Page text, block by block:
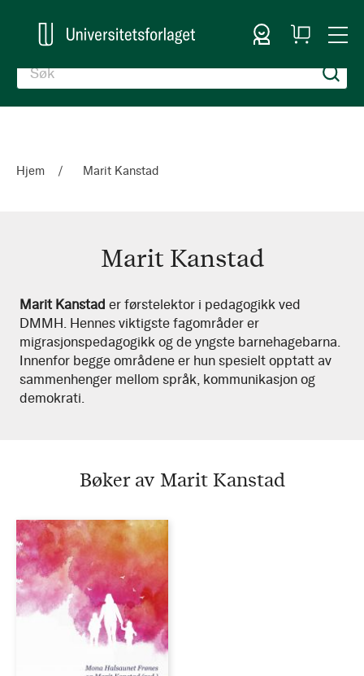
Logg inn
Handlekurv
Hjem Marit Kanstad
Marit Kanstad
Marit
Kanstad
Marit Kanstad er førstelektor i pedagogikk ved
DMMH. Hennes viktigste fagområder er
migrasjonspedagogikk og de yngste barnehagebarna.
Innenfor begge områdene er hun spesielt opptatt av
sammenhenger mellom språk, kommunikasjon og
demokrati.
Bøker av Marit Kanstad